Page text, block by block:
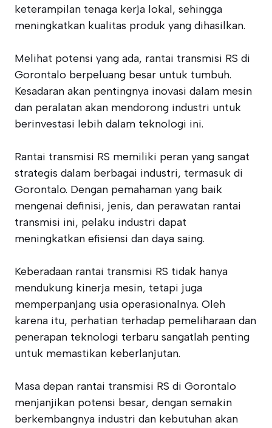
keterampilan tenaga kerja lokal, sehingga
meningkatkan kualitas produk yang dihasilkan.
Melihat potensi yang ada, rantai transmisi RS di
Gorontalo berpeluang besar untuk tumbuh.
Kesadaran akan pentingnya inovasi dalam mesin
dan peralatan akan mendorong industri untuk
berinvestasi lebih dalam teknologi ini.
Rantai transmisi RS memiliki peran yang sangat
strategis dalam berbagai industri, termasuk di
Gorontalo. Dengan pemahaman yang baik
mengenai definisi, jenis, dan perawatan rantai
transmisi ini, pelaku industri dapat
meningkatkan efisiensi dan daya saing.
Keberadaan rantai transmisi RS tidak hanya
mendukung kinerja mesin, tetapi juga
memperpanjang usia operasionalnya. Oleh
karena itu, perhatian terhadap pemeliharaan dan
penerapan teknologi terbaru sangatlah penting
untuk memastikan keberlanjutan.
Masa depan rantai transmisi RS di Gorontalo
menjanjikan potensi besar, dengan semakin
berkembangnya industri dan kebutuhan akan